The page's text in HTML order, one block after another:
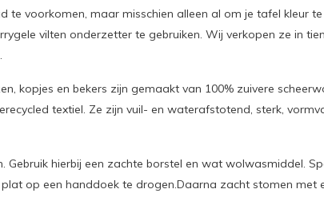
te voorkomen, maar misschien alleen al om je tafel kleur te
vilten onderzetter te gebruiken. Wij verkopen ze in
kopjes en bekers zijn gemaakt van 100% zuivere
textiel. Ze zijn vuil- en waterafstotend, sterk,
Gebruik hierbij een zachte borstel en wat wolwasmiddel.
plat op een handdoek te drogen.Daarna zacht stomen met